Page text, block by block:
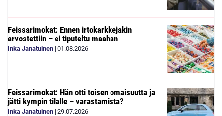
Feissarimokat: Ennen irtokarkkejakin
arvostettiin – ei tiputeltu maahan
Inka Janatuinen | 01.08.2026
Feissarimokat: Hän otti toisen omaisuutta ja
jätti kympin tilalle – varastamista?
Inka Janatuinen | 29.07.2026